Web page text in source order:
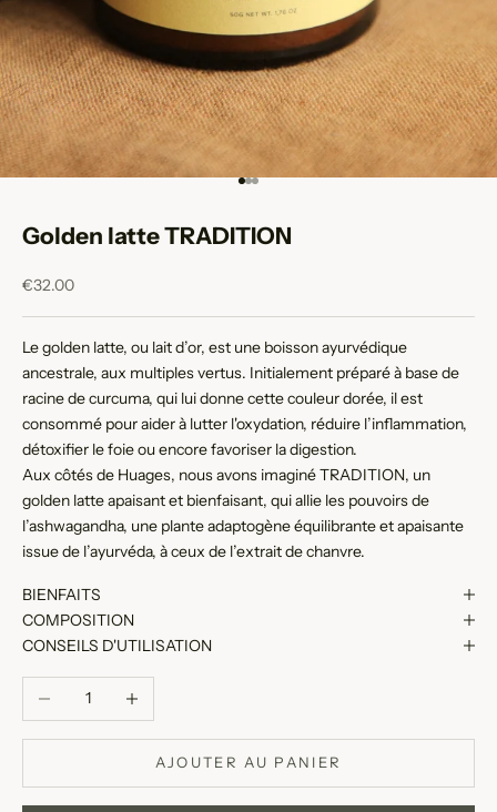
Aller à l'élément 1
Aller à l'élément 2
Aller à l'élément 3
Golden latte TRADITION
Prix de vente
€32.00
Le golden latte, ou lait d’or, est une boisson ayurvédique
ancestrale, aux multiples vertus. Initialement préparé à base de
racine de curcuma, qui lui donne cette couleur dorée, il est
consommé pour aider à lutter l'oxydation, réduire l’inflammation,
détoxifier le foie ou encore favoriser la digestion.
Aux côtés de Huages, nous avons imaginé TRADITION, un
golden latte apaisant et bienfaisant, qui allie les pouvoirs de
l’ashwagandha, une plante adaptogène équilibrante et apaisante
issue de l’ayurvéda, à ceux de l’extrait de chanvre.
BIENFAITS
COMPOSITION
CONSEILS D'UTILISATION
Diminuer la quantitéAugmenter la quantité
AJOUTER AU PANIER